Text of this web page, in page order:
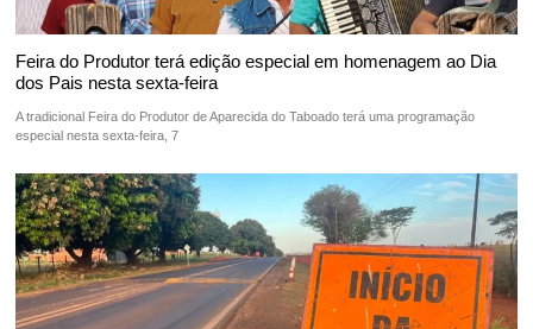
Feira do Produtor terá edição especial em homenagem ao Dia
dos Pais nesta sexta-feira
A tradicional Feira do Produtor de Aparecida do Taboado terá uma programação
especial nesta sexta-feira, 7